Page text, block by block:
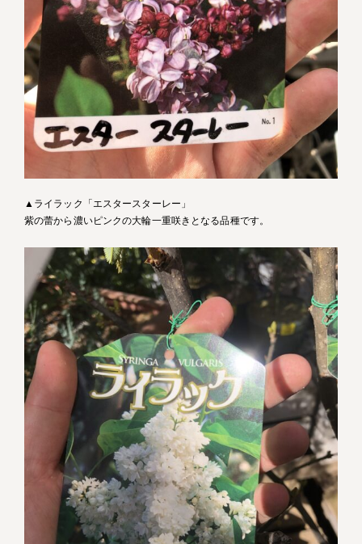
▲ライラック「エスタースターレー」
紫の蕾から濃いピンクの大輪一重咲きとなる品種です。